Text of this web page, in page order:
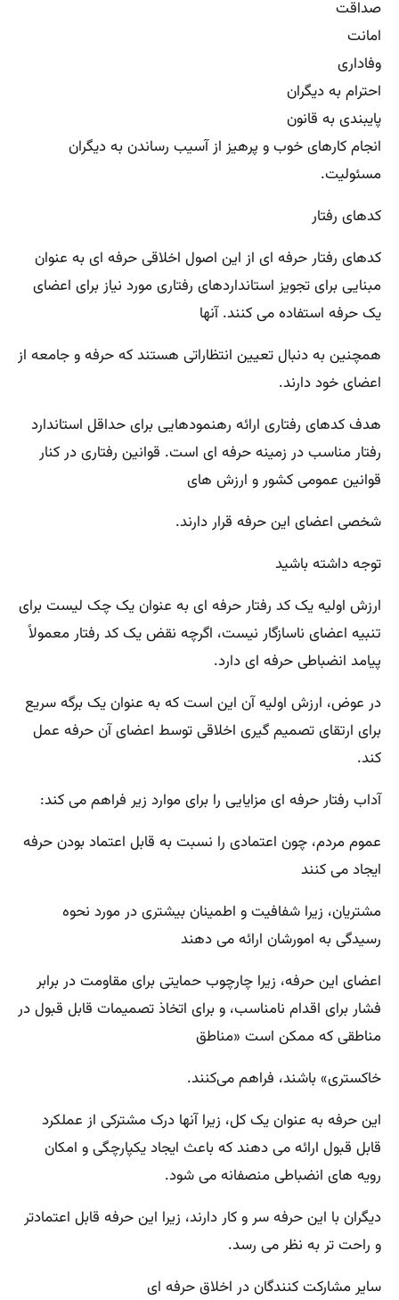
صداقت
امانت
وفاداری
احترام به دیگران
پایبندی به قانون
انجام کارهای خوب و پرهیز از آسیب رساندن به دیگران
مسئوليت.
کدهای رفتار
کدهای رفتار حرفه ای از این اصول اخلاقی حرفه ای به عنوان
مبنایی برای تجویز استانداردهای رفتاری مورد نیاز برای اعضای
یک حرفه استفاده می کنند. آنها
همچنین به دنبال تعیین انتظاراتی هستند که حرفه و جامعه از
اعضای خود دارند.
هدف کدهای رفتاری ارائه رهنمودهایی برای حداقل استاندارد
رفتار مناسب در زمینه حرفه ای است. قوانین رفتاری در کنار
قوانین عمومی کشور و ارزش های
شخصی اعضای این حرفه قرار دارند.
توجه داشته باشید
ارزش اولیه یک کد رفتار حرفه ای به عنوان یک چک لیست برای
تنبیه اعضای ناسازگار نیست، اگرچه نقض یک کد رفتار معمولاً
پیامد انضباطی حرفه ای دارد.
در عوض، ارزش اولیه آن این است که به عنوان یک برگه سریع
برای ارتقای تصمیم گیری اخلاقی توسط اعضای آن حرفه عمل
کند.
آداب رفتار حرفه ای مزایایی را برای موارد زیر فراهم می کند:
عموم مردم، چون اعتمادی را نسبت به قابل اعتماد بودن حرفه
ایجاد می کنند
مشتریان، زیرا شفافیت و اطمینان بیشتری در مورد نحوه
رسیدگی به امورشان ارائه می دهند
اعضای این حرفه، زیرا چارچوب حمایتی برای مقاومت در برابر
فشار برای اقدام نامناسب، و برای اتخاذ تصمیمات قابل قبول در
مناطقی که ممکن است «مناطق
خاکستری» باشند، فراهم می‌کنند.
این حرفه به عنوان یک کل، زیرا آنها درک مشترکی از عملکرد
قابل قبول ارائه می دهند که باعث ایجاد یکپارچگی و امکان
رویه های انضباطی منصفانه می شود.
دیگران با این حرفه سر و کار دارند، زیرا این حرفه قابل اعتمادتر
و راحت تر به نظر می رسد.
سایر مشارکت کنندگان در اخلاق حرفه ای